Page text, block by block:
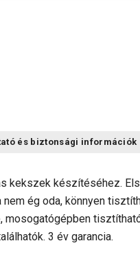
és biztonsági információk
kekszek készítéséhez.
ég oda, könnyen
3 év garancia.